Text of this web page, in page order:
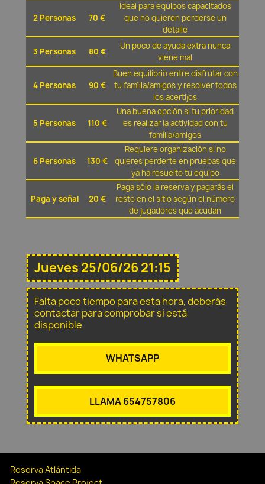
2 Personas 70 €
Ideal para equipos capacitados
que no quieren perderse un
detalle
3 Personas 80 €
Un poco de ayuda extra nunca
viene mal
4 Personas 90 €
Buen equilibrio entre disfrutar con
tu família/amigos y resolver todos
los acertijos
5 Personas 110 €
Una buena opción si tu prioridad
es realizar la actividad con tu
família/amigos
6 Personas 130 €
Requiere organización si no
quieres perderte en pruebas que
ya ha resuelto tu equipo
Paga y señal 20 €
Paga sólo la reserva y pagarás el
resto en el sitio según el número
de jugadores que acudan
Jueves 25/06/26 21:15
Falta poco tiempo para esta hora, deberás
contactar para comprobar si está
disponible
WHATSAPP
LLAMA 654757806
Reserva Atlántida